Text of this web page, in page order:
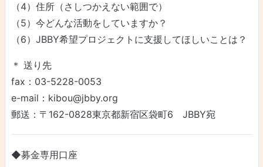
（4）住所（さしつかえない範囲で）
（5）今どんな活動をしていますか？
（6）JBBY希望プロジェクトに支援してほしいことは？
＊ 送り先
fax：03-5228-0053
e-mail：kibou@jbby.org
郵送：〒162-0828東京都新宿区袋町6 JBBY宛
◆募金専用口座